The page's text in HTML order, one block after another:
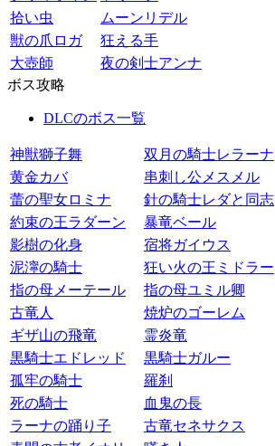
拾い虫
ムーンリデル
獣の爪ロガ
狂える手
大壺師
夜の剣士アンナ
ボス攻略
DLCのボス一覧
神獣獅子舞
双月の騎士レラーナ
黄金カバ
串刺し公メスメル
蕾の聖女ロミナ
針の騎士レダと同志
約束の王ラダーン
暴竜ベール
影樹の化身
宿将ガイウス
泥濘の騎士
狂い火の王ミドラー
指の母メーテール
指の母ユミル卿
古竜人
焼炉のゴーレム
ギザ山の飛竜
霊炎竜
黒騎士エドレッド
黒騎士ガルー
孤牢の騎士
羅刹
死の騎士
血鬼の長
ラーナの踊り子
古竜セネサクス